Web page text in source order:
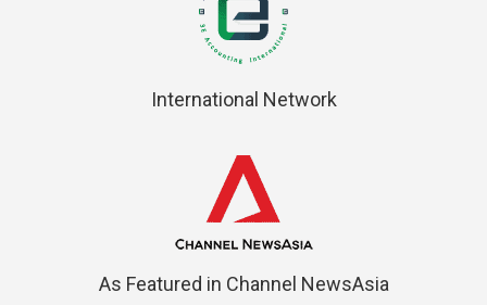
International Network
As Featured in Channel NewsAsia